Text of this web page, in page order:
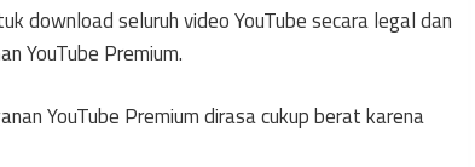
download seluruh video YouTube secara legal dan
YouTube Premium.
YouTube Premium dirasa cukup berat karena